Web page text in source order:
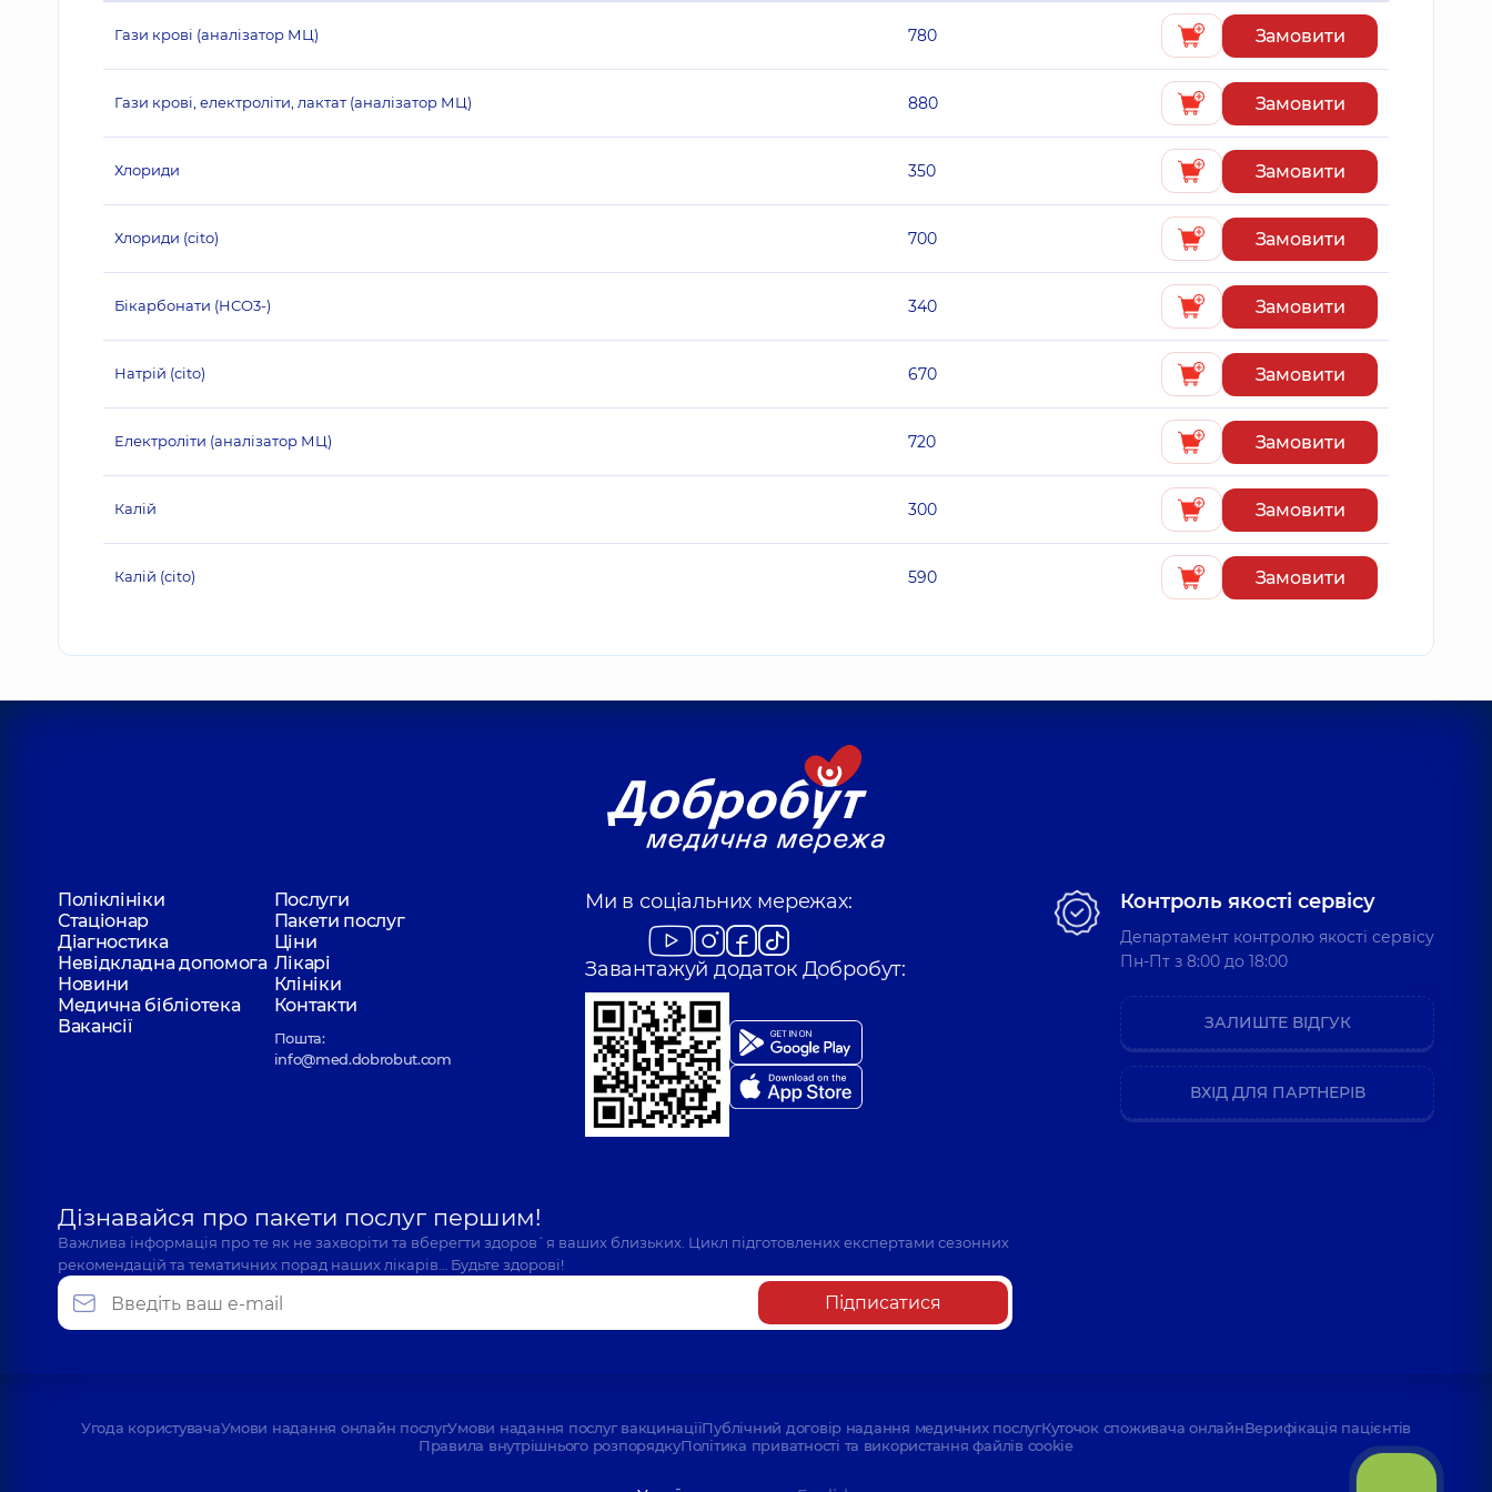
Гази крові (аналізатор МЦ) 780 Замовити
Гази крові, електроліти, лактат (аналізатор МЦ) 880 Замовити
Хлориди 350 Замовити
Хлориди (cito) 700 Замовити
Бікарбонати (HСО3-) 340 Замовити
Натрій (cito) 670 Замовити
Електроліти (аналізатор МЦ) 720 Замовити
Калій 300 Замовити
Калій (cito) 590 Замовити
Поліклініки
Послуги
Стаціонар
Пакети послуг
Діагностика
Ціни
Невідкладна допомога Лікарі
Новини
Клініки
Медична бібліотека
Контакти
Вакансії
Пошта:
info@med.dobrobut.com
Ми в соціальних мережах:
Завантажуй додаток Добробут:
Дізнавайся про пакети послуг першим!
Важлива інформація про те як не захворіти та вберегти здоров`я ваших близьких. Цикл підготовлених експертами сезонних
рекомендацій та тематичних порад наших лікарів… Будьте здорові!
Підписатися
Контроль якості сервісу
Департамент контролю якості сервісу
Пн-Пт з 8:00 до 18:00
ЗАЛИШТЕ ВІДГУК
ВХІД ДЛЯ ПАРТНЕРІВ
Угода користувачаУмови надання онлайн послугУмови надання послуг вакцинаціїПублічний договір надання медичних послугКуточок споживача онлайнВерифікація пацієнтів
Правила внутрішнього розпорядкуПолітика приватності та використання файлів cookie